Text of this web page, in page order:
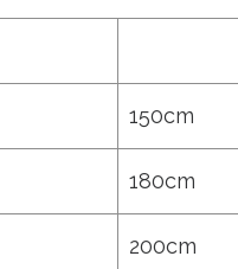
150cm
180cm
200cm